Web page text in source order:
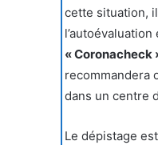
cette situation,
l’autoévaluation
« Coronacheck
recommandera
dans un centre
Le dépistage